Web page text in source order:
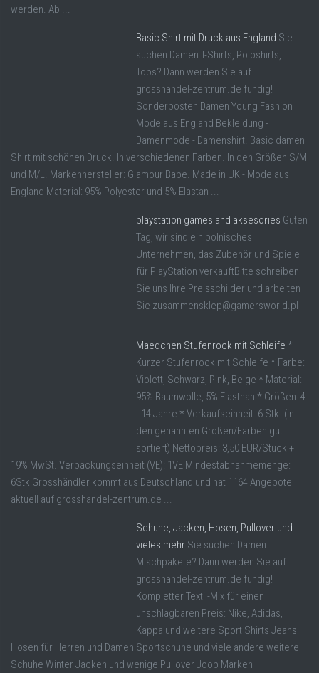
werden. Ab ...
Basic Shirt mit Druck aus England Sie
suchen Damen T-Shirts, Poloshirts,
Tops? Dann werden Sie auf
grosshandel-zentrum.de fündig!
Sonderposten Damen Young Fashion
Mode aus England Bekleidung -
Damenmode - Damenshirt. Basic damen
Shirt mit schönen Druck. In verschiedenen Farben. In den Größen S/M
und M/L. Markenhersteller: Glamour Babe. Made in UK - Mode aus
England Material: 95% Polyester und 5% Elastan ...
playstation games and aksesories Guten
Tag, wir sind ein polnisches
Unternehmen, das Zubehör und Spiele
für PlayStation verkauftBitte schreiben
Sie uns Ihre Preisschilder und arbeiten
Sie zusammensklep@gamersworld.pl
Maedchen Stufenrock mit Schleife *
Kurzer Stufenrock mit Schleife * Farbe:
Violett, Schwarz, Pink, Beige * Material:
95% Baumwolle, 5% Elasthan * Größen: 4
- 14 Jahre * Verkaufseinheit: 6 Stk. (in
den genannten Größen/Farben gut
sortiert) Nettopreis: 3,50 EUR/Stück +
19% MwSt. Verpackungseinheit (VE): 1VE Mindestabnahmemenge:
6Stk Grosshändler kommt aus Deutschland und hat 1164 Angebote
aktuell auf grosshandel-zentrum.de ...
Schuhe, Jacken, Hosen, Pullover und
vieles mehr Sie suchen Damen
Mischpakete? Dann werden Sie auf
grosshandel-zentrum.de fündig!
Kompletter Textil-Mix für einen
unschlagbaren Preis: Nike, Adidas,
Kappa und weitere Sport Shirts Jeans
Hosen für Herren und Damen Sportschuhe und viele andere weitere
Schuhe Winter Jacken und wenige Pullover Joop Marken